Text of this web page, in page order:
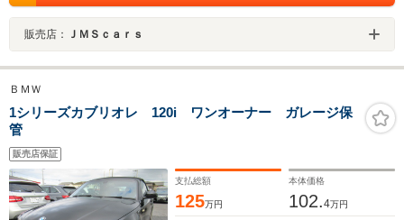
販売店： ＪＭＳｃａｒｓ
ＢＭＷ
1シリーズカブリオレ 120i ワンオーナー ガレージ保
管
販売店保証
支払総額
125万円
本体価格
102.4万円